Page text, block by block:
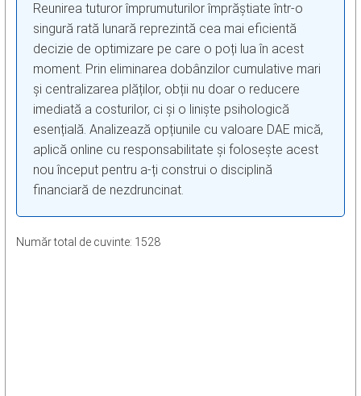
Reunirea tuturor împrumuturilor împrăștiate într-o
singură rată lunară reprezintă cea mai eficientă
decizie de optimizare pe care o poți lua în acest
moment. Prin eliminarea dobânzilor cumulative mari
și centralizarea plăților, obții nu doar o reducere
imediată a costurilor, ci și o liniște psihologică
esențială. Analizează opțiunile cu valoare DAE mică,
aplică online cu responsabilitate și folosește acest
nou început pentru a-ți construi o disciplină
financiară de nezdruncinat.
Număr total de cuvinte: 1528